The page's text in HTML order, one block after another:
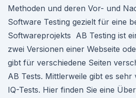
Methoden und deren Vor- und
Software Testing gezielt für eine
Softwareprojekts AB Testing ist
zwei Versionen einer Webseite
gibt für verschiedene Seiten
AB Tests. Mittlerweile gibt es sehr
IQ-Tests. Hier finden Sie eine